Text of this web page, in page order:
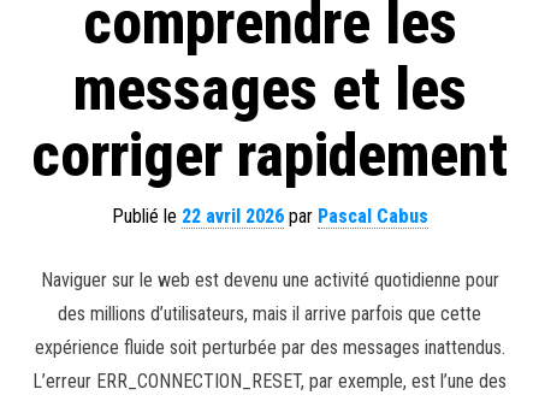
comprendre les
messages et les
corriger rapidement
Publié le 22 avril 2026par Pascal Cabus
Naviguer sur le web est devenu une activité quotidienne pour
des millions d’utilisateurs, mais il arrive parfois que cette
expérience fluide soit perturbée par des messages inattendus.
L’erreur ERR_CONNECTION_RESET, par exemple, est l’une des